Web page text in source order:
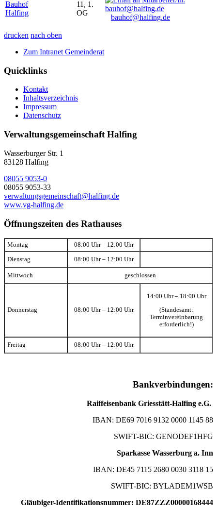
Bauhof
Halfing
11, 1.
OG
bauhof@halfing.de
drucken nach oben
Zum Intranet Gemeinderat
Quicklinks
Kontakt
Inhaltsverzeichnis
Impressum
Datenschutz
Verwaltungsgemeinschaft Halfing
Wasserburger Str. 1
83128 Halfing
08055 9053-0
08055 9053-33
verwaltungsgemeinschaft@halfing.de
www.vg-halfing.de
Öffnungszeiten des Rathauses
Montag 08:00 Uhr – 12:00 Uhr
Dienstag 08:00 Uhr – 12:00 Uhr
Mittwoch geschlossen
Donnerstag 08:00 Uhr – 12:00 Uhr
14:00 Uhr – 18:00 Uhr
(Standesamt:
Terminvereinbarung
erforderlich!)
Freitag 08:00 Uhr – 12:00 Uhr
Bankverbindungen:
Raiffeisenbank Griesstätt-Halfing e.G.
IBAN: DE69 7016 9132 0000 1145 88
SWIFT-BIC: GENODEF1HFG
Sparkasse Wasserburg a. Inn
IBAN: DE45 7115 2680 0030 3118 15
SWIFT-BIC: BYLADEM1WSB
Gläubiger-Identifikationsnummer: DE87ZZZ00000168444